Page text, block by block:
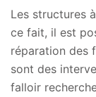
Les structures
ce fait, il est
réparation des
sont des
falloir